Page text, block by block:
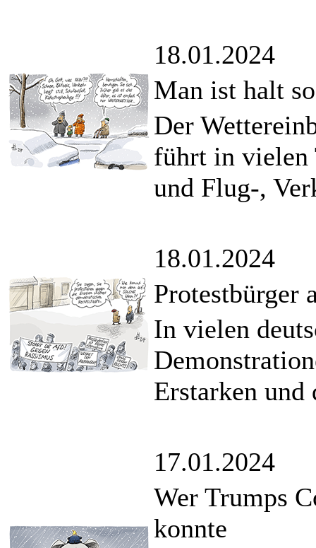
18.01.2024
Man ist halt
Der
führt in vielen
und Flug-,
18.01.2024
Protestbürger
In vielen
Erstarken
17.01.2024
Wer Trumps
konnte